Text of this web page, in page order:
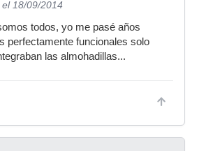
el 18/09/2014
todos, yo me pasé años
perfectamente funcionales solo
las almohadillas...